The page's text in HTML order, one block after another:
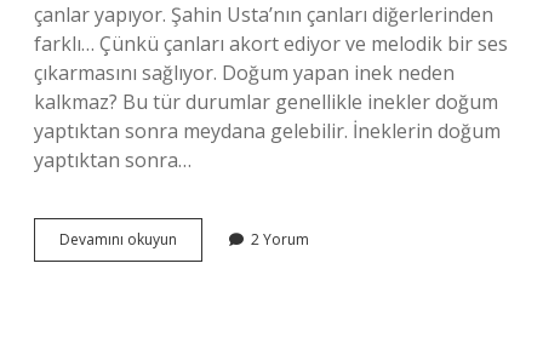
çanlar yapıyor. Şahin Usta’nın çanları diğerlerinden
farklı… Çünkü çanları akort ediyor ve melodik bir ses
çıkarmasını sağlıyor. Doğum yapan inek neden
kalkmaz? Bu tür durumlar genellikle inekler doğum
yaptıktan sonra meydana gelebilir. İneklerin doğum
yaptıktan sonra…
Devamını okuyun
Çanı
2 Yorum